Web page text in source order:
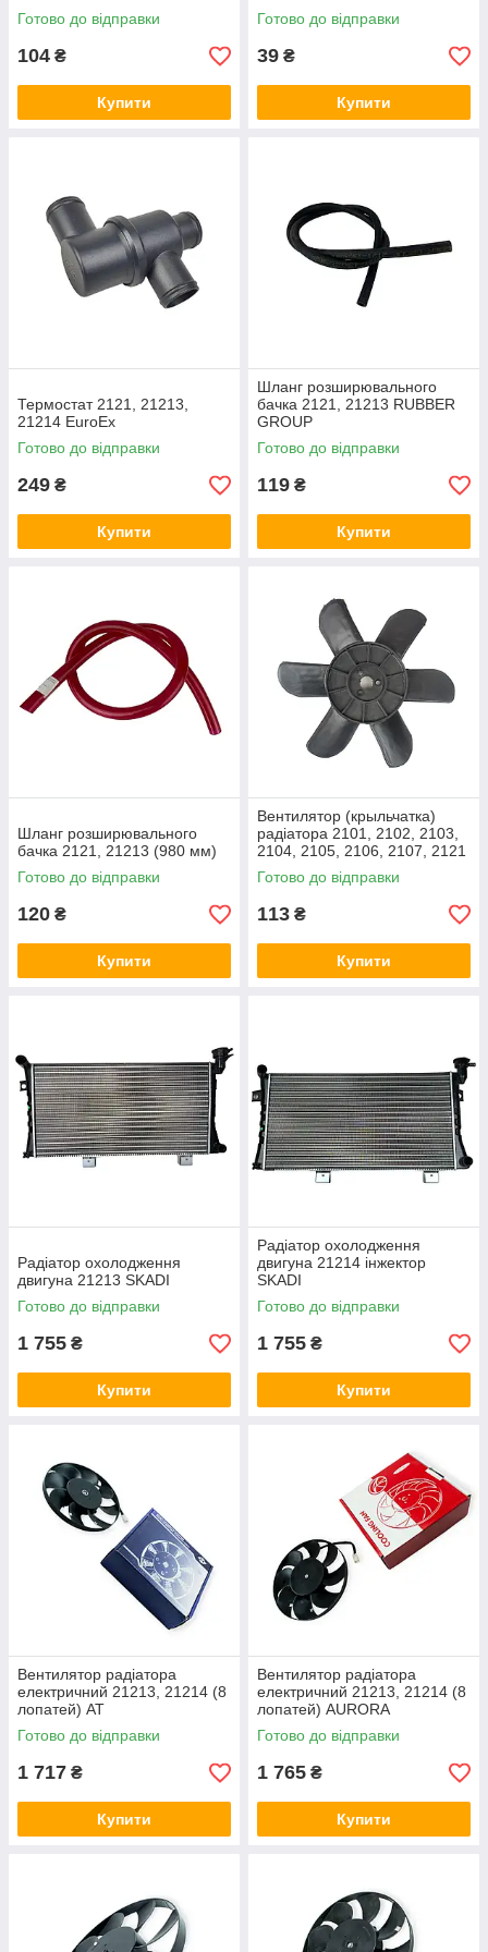
(6 лопастей, жовті)
Готово до відправки
104 ₴
Купити
Готово до відправки
39 ₴
Купити
Термостат 2121, 21213,
21214 EuroEx
Готово до відправки
249 ₴
Купити
Шланг розширювального
бачка 2121, 21213 RUBBER
GROUP
Готово до відправки
119 ₴
Купити
Шланг розширювального
бачка 2121, 21213 (980 мм)
Готово до відправки
120 ₴
Купити
Вентилятор (крыльчатка)
радіатора 2101, 2102, 2103,
2104, 2105, 2106, 2107, 2121
(6 лопастей, чорні)
Готово до відправки
113 ₴
Купити
Радіатор охолодження
двигуна 21213 SKADI
Готово до відправки
1 755 ₴
Купити
Радіатор охолодження
двигуна 21214 інжектор
SKADI
Готово до відправки
1 755 ₴
Купити
Вентилятор радіатора
електричний 21213, 21214 (8
лопатей) AT
Готово до відправки
1 717 ₴
Купити
Вентилятор радіатора
електричний 21213, 21214 (8
лопатей) AURORA
Готово до відправки
1 765 ₴
Купити